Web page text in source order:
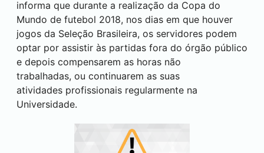
informa que durante a realização da Copa do
Mundo de futebol 2018, nos dias em que houver
jogos da Seleção Brasileira, os servidores podem
optar por assistir às partidas fora do órgão público
e depois compensarem as horas não
trabalhadas, ou continuarem as suas
atividades profissionais regularmente na
Universidade.